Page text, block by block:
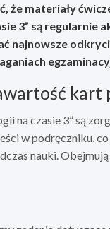
że materiały
3” są regularnie
najnowsze
kart
na czasie 3” są
w podręczniku,
nauki.